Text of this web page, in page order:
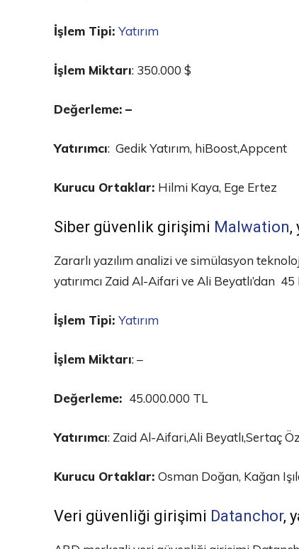
İşlem Tipi: Yatırım
İşlem Miktarı: 350.000 $
Değerleme: –
Yatırımcı: Gedik Yatırım, hiBoost,Appcent
Kurucu Ortaklar: Hilmi Kaya, Ege Ertez
Siber güvenlik girişimi Malwation,
Zararlı yazılım analizi ve simülasyon
yatırımcı Zaid Al-Aifari ve Ali Beyatlı’dan
İşlem Tipi: Yatırım
İşlem Miktarı: –
Değerleme: 45.000.000 TL
Yatırımcı: Zaid Al-Aifari,Ali Beyatlı,Sertaç
Kurucu Ortaklar: Osman Doğan, Kağan
Veri güvenliği girişimi Datanchor,